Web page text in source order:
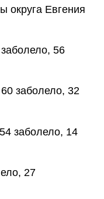
округа Евгения
56
60 заболело, 32
заболело, 14
27